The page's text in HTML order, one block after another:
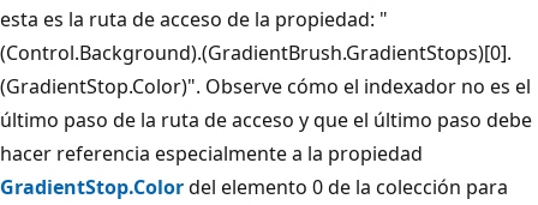
esta es la ruta de acceso de la propiedad: "
(Control.Background).(GradientBrush.GradientStops)[0].
(GradientStop.Color)". Observe cómo el indexador no es el
último paso de la ruta de acceso y que el último paso debe
hacer referencia especialmente a la propiedad
GradientStop.Colordel elemento 0 de la colección para